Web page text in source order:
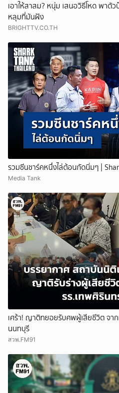
เอาให้สาสม? หนุ่ม เสนอวิธีโหด พาตัว
หลุมที่มันฝัง
BRIGHTTV.CO.TH
รวมซีนชาร์คหนึ่งไล่ต้อนกัดนิ่มๆ |
Media Tank
เศร้า! ญาติทยอยรับศพผู้เสียชีวิต จาก
นนทบุรี
สวพ.FM91